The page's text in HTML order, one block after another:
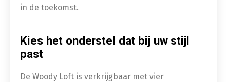
in de toekomst.
Kies het onderstel dat bij uw stijl
past
De Woody Loft is verkrijgbaar met vier